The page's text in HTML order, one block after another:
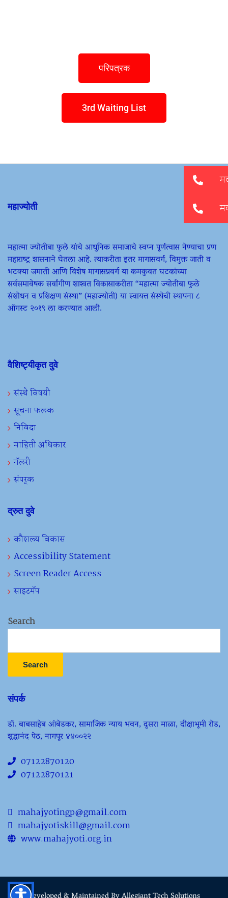
परिपत्रक
3rd Waiting List
महाज्योती
महात्मा ज्योतीबा फुले यांचे आधुनिक समाजाचे स्वप्न पूर्णत्वास नेण्याचा प्रण
महाराष्ट्र शासनाने घेतला आहे. त्याकरीता इतर मागासवर्ग, विमुक्त जाती व
भटक्या जमाती आणि विशेष मागासप्रवर्ग या कमकुवत घटकांच्या
सर्वसमावेषक सर्वांगीण शाश्वत विकासाकरीता “महात्मा ज्योतीबा फुले
संशोधन व प्रशिक्षण संस्था” (महाज्योती) या स्वायत्त संस्थेची स्थापना ८
ऑगस्ट २०१९ ला करण्यात आली.
वैशिष्ट्यीकृत दुवे
संस्थे विषयी
सूचना फलक
निविदा
माहिती अधिकार
गॅलरी
संपर्क
द्रुत दुवे
कौशल्य विकास
Accessibility Statement
Screen Reader Access
साइटमॅप
Search
Search
संपर्क
डॉ. बाबसाहेब आंबेडकर, सामाजिक न्याय भवन, दुसरा माळा, दीक्षाभूमी रोड,
श्रद्धानंद पेठ, नागपूर ४४००२२
07122870120
07122870121
mahajyotingp@gmail.com
mahajyotiskill@gmail.com
www.mahajyoti.org.in